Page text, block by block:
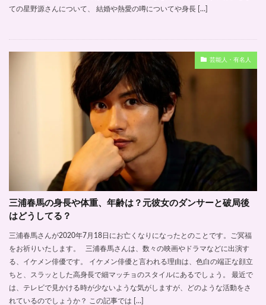
ての星野源さんについて、 結婚や熱愛の噂についてや身長 […]
芸能人・有名人
三浦春馬の身長や体重、年齢は？元彼女のダンサーと破局後
はどうしてる？
三浦春馬さんが2020年7月18日にお亡くなりになったとのことです。ご冥福
をお祈りいたします。 三浦春馬さんは、数々の映画やドラマなどに出演す
る、イケメン俳優です。 イケメン俳優と言われる理由は、色白の端正な顔立
ちと、スラッとした高身長で細マッチョのスタイルにあるでしょう。 最近で
は、テレビで見かける時が少ないような気がしますが、どのような活動をさ
れているのでしょうか？ この記事では […]